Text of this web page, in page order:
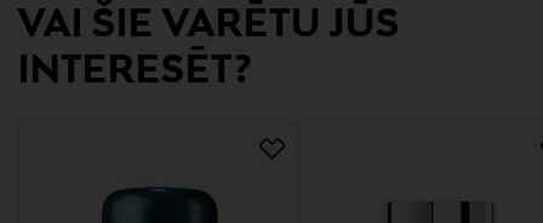
Keilaranta 13 A, 02150, Espoo, Finland
Digitālā adrese
VAI ŠIE VARĒTU JŪS
INTERESĒT?